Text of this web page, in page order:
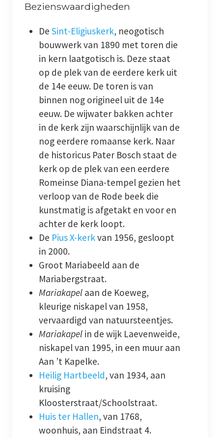
Bezienswaardigheden
De Sint-Eligiuskerk, neogotisch
bouwwerk van 1890 met toren die
in kern laatgotisch is. Deze staat
op de plek van de eerdere kerk uit
de 14e eeuw. De toren is van
binnen nog origineel uit de 14e
eeuw. De wijwater bakken achter
in de kerk zijn waarschijnlijk van de
nog eerdere romaanse kerk. Naar
de historicus Pater Bosch staat de
kerk op de plek van een eerdere
Romeinse Diana-tempel gezien het
verloop van de Rode beek die
kunstmatig is afgetakt en voor en
achter de kerk loopt.
De Pius X-kerkvan 1956, gesloopt
in 2000.
Groot Mariabeeld aan de
Mariabergstraat.
Mariakapelaan de Koeweg,
kleurige niskapel van 1958,
vervaardigd van natuursteentjes.
Mariakapelin de wijk Laevenweide,
niskapel van 1995, in een muur aan
Aan ’t Kapelke.
Heilig Hartbeeld, van 1934, aan
kruising
Kloosterstraat/Schoolstraat.
Huis ter Hallen, van 1768,
woonhuis, aan Eindstraat 4.